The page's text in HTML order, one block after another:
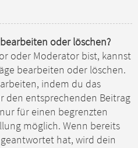
oder löschen?
oder Moderator bist, kannst
bearbeiten oder löschen.
indem du das
den entsprechenden Beitrag
für einen begrenzten
möglich. Wenn bereits
hat, wird dein